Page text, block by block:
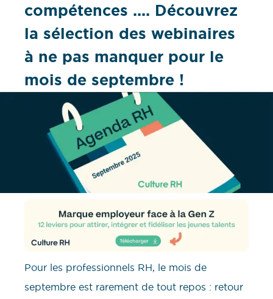
compétences .... Découvrez
la sélection des webinaires
à ne pas manquer pour le
mois de septembre !
Pour les professionnels RH, le mois de
septembre est rarement de tout repos : retour